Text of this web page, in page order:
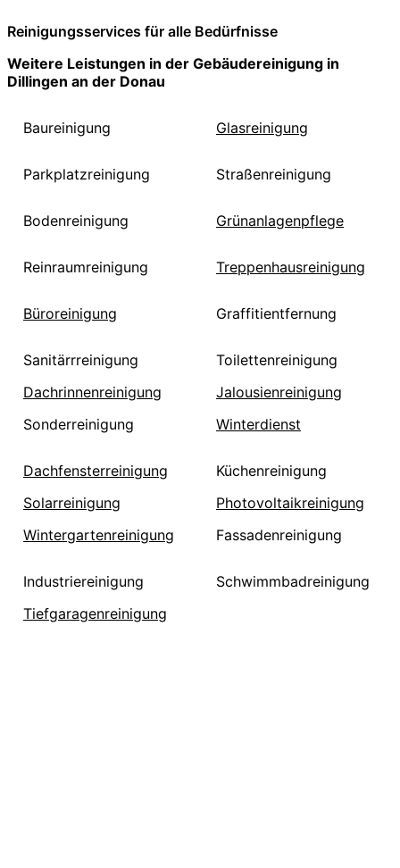
Reinigungsservices für alle Bedürfnisse
Weitere Leistungen in der Gebäudereinigung in
Dillingen an der Donau
Baureinigung Glasreinigung
Parkplatzreinigung Straßenreinigung
Bodenreinigung Grünanlagenpflege
Reinraumreinigung Treppenhausreinigung
Büroreinigung Graffitientfernung
Sanitärrreinigung
Toilettenreinigung
Dachrinnenreinigung
Jalousienreinigung
Sonderreinigung
Winterdienst
Dachfensterreinigung
Küchenreinigung
Solarreinigung
Photovoltaikreinigung
Wintergartenreinigung
Fassadenreinigung
Industriereinigung
Schwimmbadreinigung
Tiefgaragenreinigung